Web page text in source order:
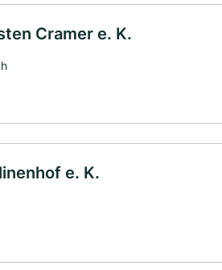
Cramer e. K.
e. K.